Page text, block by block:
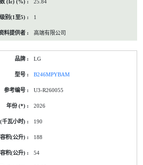
25.84
1
高端有限公司
LG
B246MPYBAM
U3-R260055
2026
190
188
54